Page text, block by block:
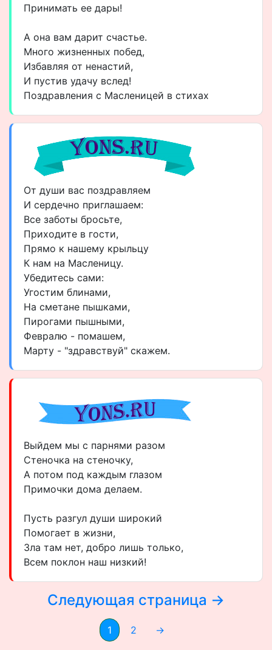
Принимать ее дары!
А она вам дарит счастье.
Много жизненных побед,
Избавляя от ненастий,
И пустив удачу вслед!
Поздравления с Масленицей в стихах
От души вас поздравляем
И сердечно приглашаем:
Все заботы бросьте,
Приходите в гости,
Прямо к нашему крыльцу
К нам на Масленицу.
Убедитесь сами:
Угостим блинами,
На сметане пышками,
Пирогами пышными,
Февралю - помашем,
Марту - "здравствуй" скажем.
Выйдем мы с парнями разом
Стеночка на стеночку,
А потом под каждым глазом
Примочки дома делаем.
Пусть разгул души широкий
Помогает в жизни,
Зла там нет, добро лишь только,
Всем поклон наш низкий!
Следующая страница →
1 2 →